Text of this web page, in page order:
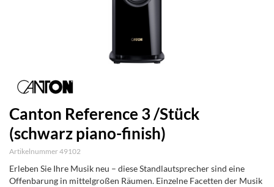
Canton Reference 3 /Stück
(schwarz piano-finish)
Artikelnummer 49102
Erleben Sie Ihre Musik neu – diese Standlautsprecher sind eine
Offenbarung in mittelgroßen Räumen. Einzelne Facetten der Musik